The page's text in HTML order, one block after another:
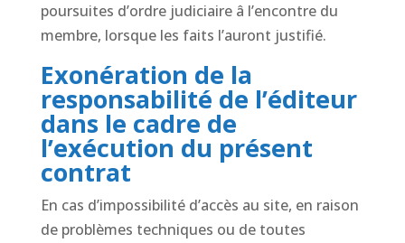
poursuites d’ordre judiciaire â l’encontre du
membre, lorsque les faits l’auront justifié.
Exonération de la
responsabilité de l’éditeur
dans le cadre de
l’exécution du présent
contrat
En cas d’impossibilité d’accès au site, en raison
de problèmes techniques ou de toutes